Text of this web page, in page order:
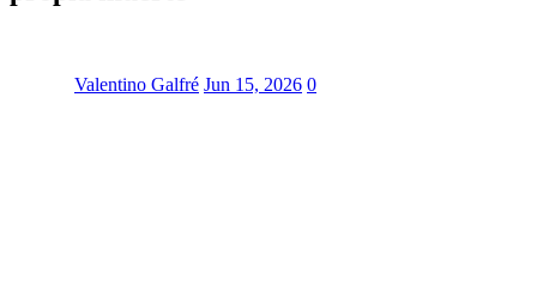
Valentino Galfré Jun 15, 2026 0